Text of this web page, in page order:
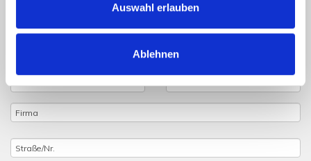
Auswahl erlauben
Ablehnen